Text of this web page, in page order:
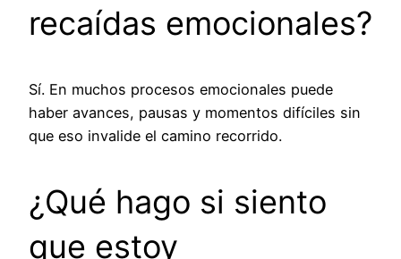
recaídas emocionales?
Sí. En muchos procesos emocionales puede
haber avances, pausas y momentos difíciles sin
que eso invalide el camino recorrido.
¿Qué hago si siento
que estoy